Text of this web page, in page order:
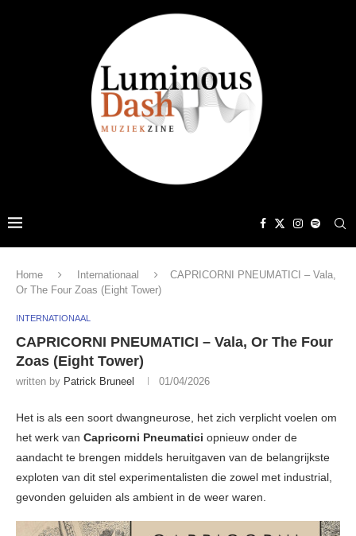
Home Internationaal
CAPRICORNI PNEUMATICI – Vala,
Or The Four Zoas (Eight Tower)
INTERNATIONAAL
CAPRICORNI PNEUMATICI – Vala, Or The Four
Zoas (Eight Tower)
written by Patrick Bruneel 01/04/2026
Het is als een soort dwangneurose, het zich verplicht voelen om
het werk van Capricorni Pneumatici opnieuw onder de
aandacht te brengen middels heruitgaven van de belangrijkste
exploten van dit stel experimentalisten die zowel met industrial,
gevonden geluiden als ambient in de weer waren.